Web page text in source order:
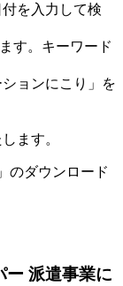
を入力して検
す。キーワード
ョンにこり」を
ます。
のダウンロード
ー 派遣事業に